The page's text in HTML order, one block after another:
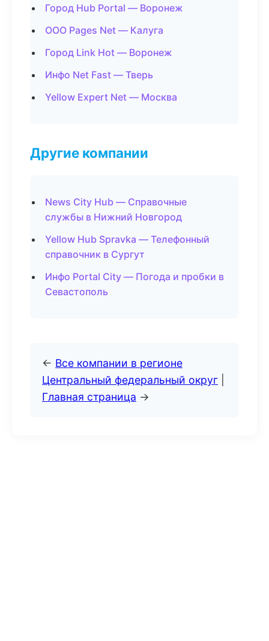
Город Hub Portal — Воронеж
ООО Pages Net — Калуга
Город Link Hot — Воронеж
Инфо Net Fast — Тверь
Yellow Expert Net — Москва
Другие компании
News City Hub — Справочные
службы в Нижний Новгород
Yellow Hub Spravka — Телефонный
справочник в Сургут
Инфо Portal City — Погода и пробки в
Севастополь
← Все компании в регионе
Центральный федеральный округ
Главная страница →